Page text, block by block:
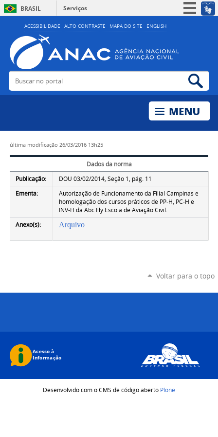
ACESSIBILIDADE ALTO CONTRASTE MAPA DO SITE ENGLISH
BRASIL
Serviços
Simplifique!
Acesso à informação
Legislação
Buscar no portal
última modificação 26/03/2016 13h25
Dados da norma
Publicação:
DOU 03/02/2014, Seção 1, pág. 11
Ementa:
Autorização de Funcionamento da Filial Campinas e
homologação dos cursos práticos de PP-H, PC-H e
INV-H da Abc Fly Escola de Aviação Civil.
Anexo(s):
Arquivo
Voltar para o topo
Desenvolvido com o CMS de código aberto Plone